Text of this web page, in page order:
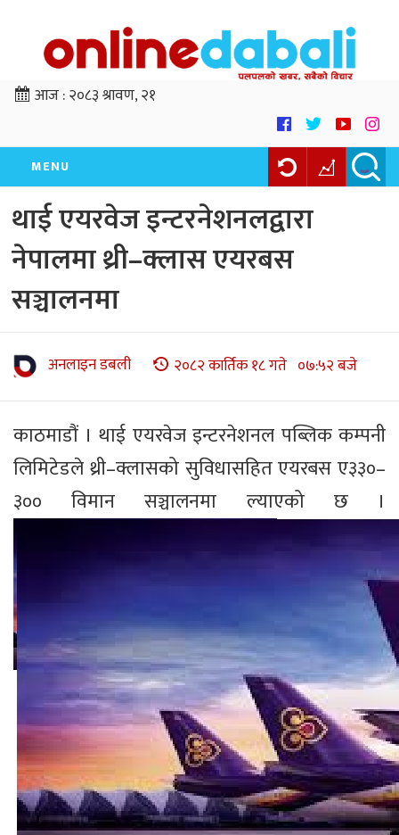
आज :२०८३ श्रावण, २१
MENU
थाई एयरवेज इन्टरनेशनलद्वारा
नेपालमा थ्री–क्लास एयरबस
सञ्चालनमा
अनलाइन डबली २०८२ कार्तिक १८ गते ०७:५२ बजे
काठमाडौं । थाई एयरवेज इन्टरनेशनल पब्लिक कम्पनी
लिमिटेडले थ्री–क्लासको सुविधासहित एयरबस ए३३०–
३०० विमान सञ्चालनमा ल्याएको छ ।